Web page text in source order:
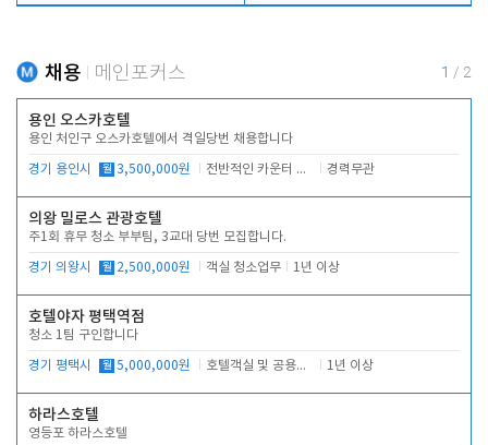
채용 메인포커스 1 / 2
용인 오스카호텔
용인 처인구 오스카호텔에서 격일당번 채용합니다
경기 용인시 월 3,500,000원 전반적인 카운터 업무 경력무관
의왕 밀로스 관광호텔
주1회 휴무 청소 부부팀, 3교대 당번 모집합니다.
경기 의왕시 월 2,500,000원 객실 청소업무 1년 이상
호텔야자 평택역점
청소 1팀 구인합니다
경기 평택시 월 5,000,000원 호텔객실 및 공용시설 청소 관리 1년 이상
하라스호텔
영등포 하라스호텔